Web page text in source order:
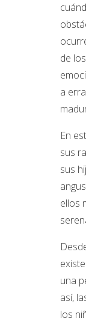
de
a
En
sus
sus
ellos
una
así,
los